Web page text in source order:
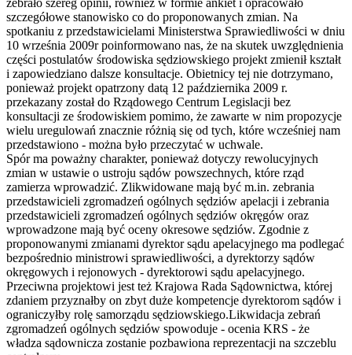
zebrało szereg opinii, również w formie ankiet i opracowało
szczegółowe stanowisko co do proponowanych zmian. Na
spotkaniu z przedstawicielami Ministerstwa Sprawiedliwości w dniu
10 września 2009r poinformowano nas, że na skutek uwzględnienia
części postulatów środowiska sędziowskiego projekt zmienił kształt
i zapowiedziano dalsze konsultacje. Obietnicy tej nie dotrzymano,
ponieważ projekt opatrzony datą 12 października 2009 r.
przekazany został do Rządowego Centrum Legislacji bez
konsultacji ze środowiskiem pomimo, że zawarte w nim propozycje
wielu uregulowań znacznie różnią się od tych, które wcześniej nam
przedstawiono - można było przeczytać w uchwale.
Spór ma poważny charakter, ponieważ dotyczy rewolucyjnych
zmian w ustawie o ustroju sądów powszechnych, które rząd
zamierza wprowadzić. Zlikwidowane mają być m.in. zebrania
przedstawicieli zgromadzeń ogólnych sędziów apelacji i zebrania
przedstawicieli zgromadzeń ogólnych sędziów okręgów oraz
wprowadzone mają być oceny okresowe sędziów. Zgodnie z
proponowanymi zmianami dyrektor sądu apelacyjnego ma podlegać
bezpośrednio ministrowi sprawiedliwości, a dyrektorzy sądów
okręgowych i rejonowych - dyrektorowi sądu apelacyjnego.
Przeciwna projektowi jest też Krajowa Rada Sądownictwa, której
zdaniem przyznałby on zbyt duże kompetencje dyrektorom sądów i
ograniczyłby rolę samorządu sędziowskiego.Likwidacja zebrań
zgromadzeń ogólnych sędziów spowoduje - ocenia KRS - że
władza sądownicza zostanie pozbawiona reprezentacji na szczeblu